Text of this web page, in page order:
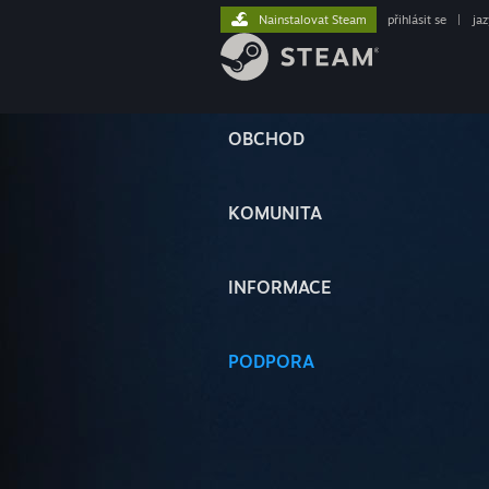
OBCHOD
KOMUNITA
INFORMACE
PODPORA
Nainstalovat Steam přihlásit se